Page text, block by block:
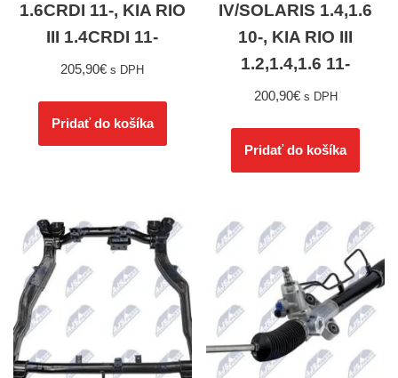
1.6CRDI 11-, KIA RIO
III 1.4CRDI 11-
205,90€ s DPH
Pridať do košíka
IV/SOLARIS 1.4,1.6
10-, KIA RIO III
1.2,1.4,1.6 11-
200,90€ s DPH
Pridať do košíka